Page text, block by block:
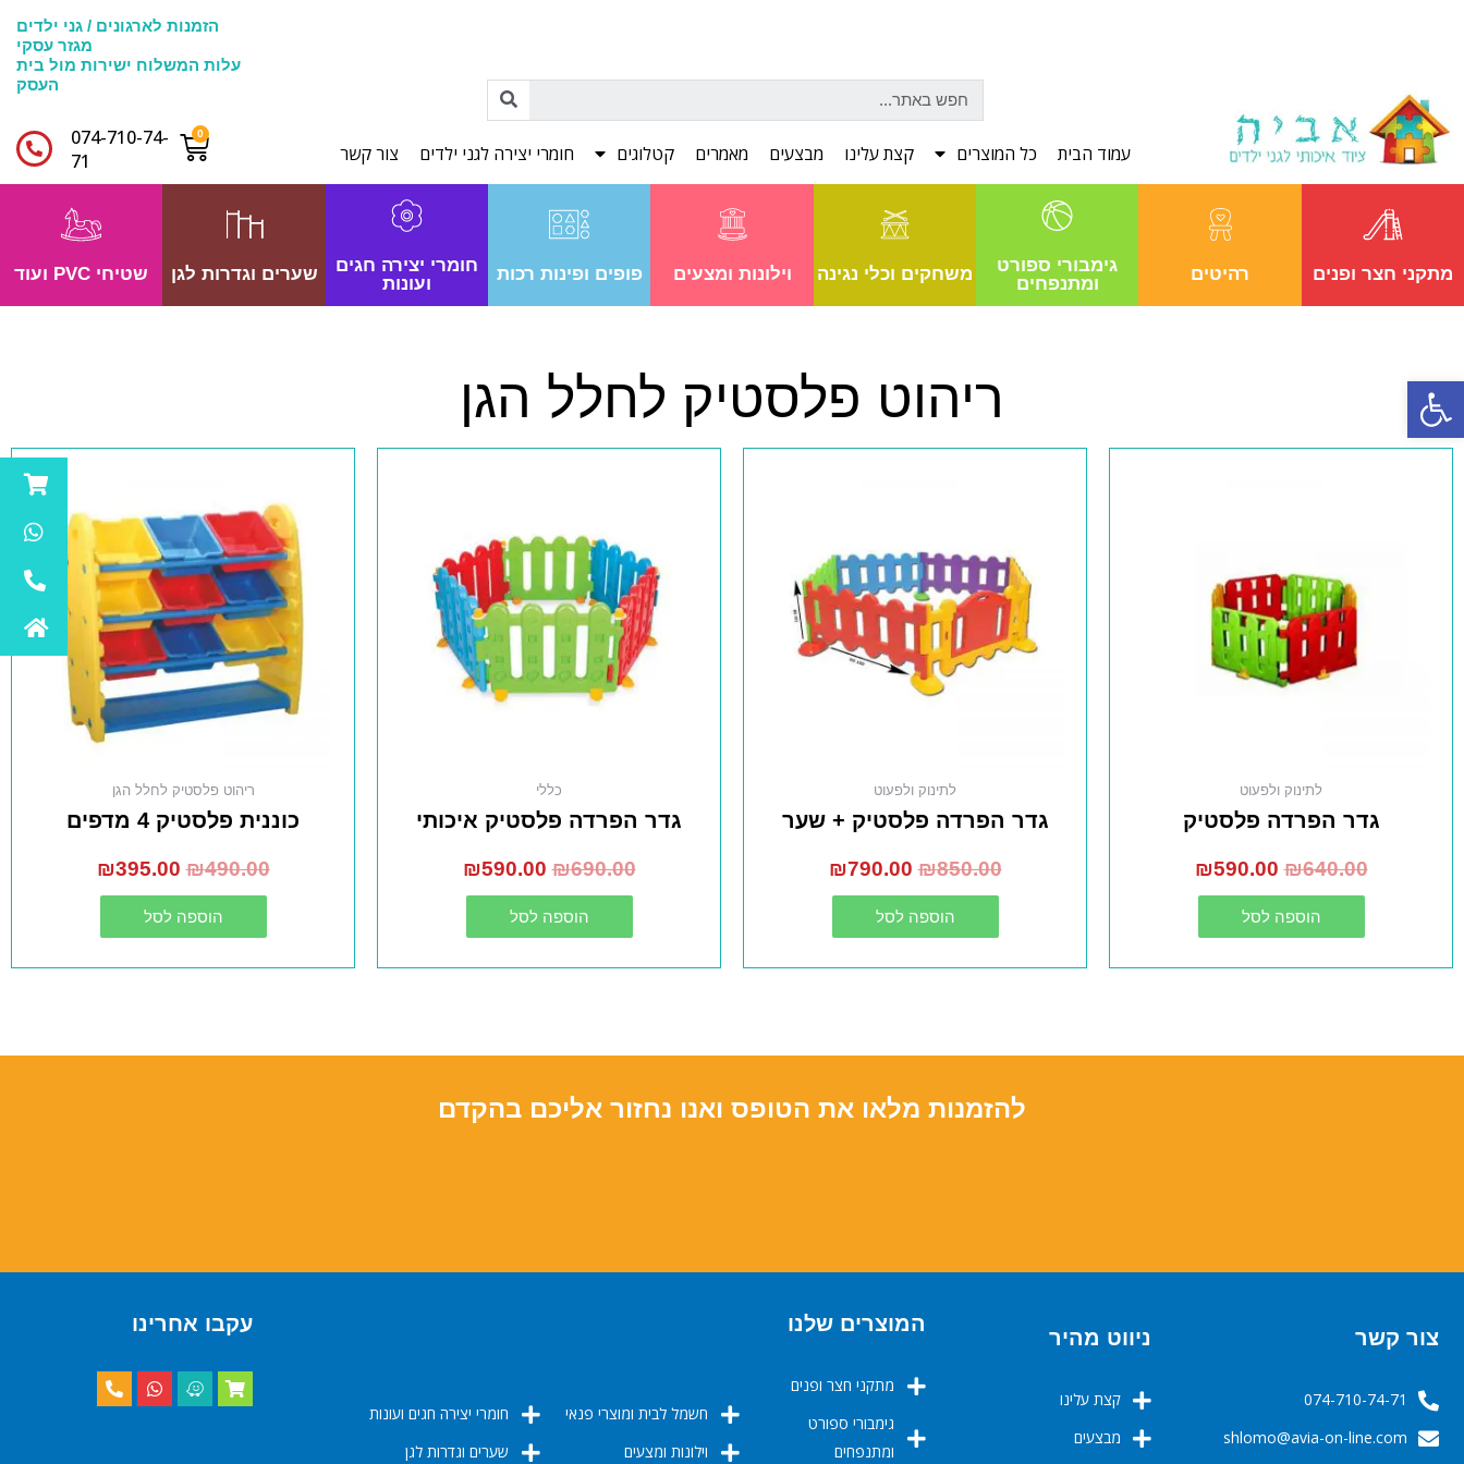
פתח סרגל נגישות
עמוד הבית כל המוצרים קצת עלינו מבצעים מאמרים קטלוגים חומרי יצירה לגני ילדים צור קשר
הזמנות לארגונים / גני ילדים
מגזר עסקי
עלות המשלוח ישירות מול בית
העסק
074-710-74-
71​
מתקני חצר ופנים רהיטים
גימבורי ספורט
ומתנפחים
משחקים וכלי נגינה וילונות ומצעים פופים ופינות רכות
חומרי יצירה חגים
ועונות
שערים וגדרות לגן שטיחי PVC ועוד
ריהוט פלסטיק לחלל הגן
לתינוק ולפעוט
גדר הפרדה פלסטיק
₪640.00
₪590.00
הוספה לסל
לתינוק ולפעוט
גדר הפרדה פלסטיק + שער
₪850.00
₪790.00
הוספה לסל
כללי
גדר הפרדה פלסטיק איכותי
₪690.00
₪590.00
הוספה לסל
ריהוט פלסטיק לחלל הגן
כוננית פלסטיק 4 מדפים
₪490.00
₪395.00
הוספה לסל
להזמנות מלאו את הטופס ואנו נחזור אליכם בהקדם
צור קשר
074-710-74-71
‬‬‬shlomo@avia-on-line.com‬
ניווט מהיר
קצת עלינו
מבצעים
המוצרים שלנו
מתקני חצר ופנים
גימבורי ספורט
ומתנפחים
חשמל לבית ומוצרי פנאי
וילונות ומצעים
חומרי יצירה חגים ועונות
שערים וגדרות לגן
עקבו אחרינו